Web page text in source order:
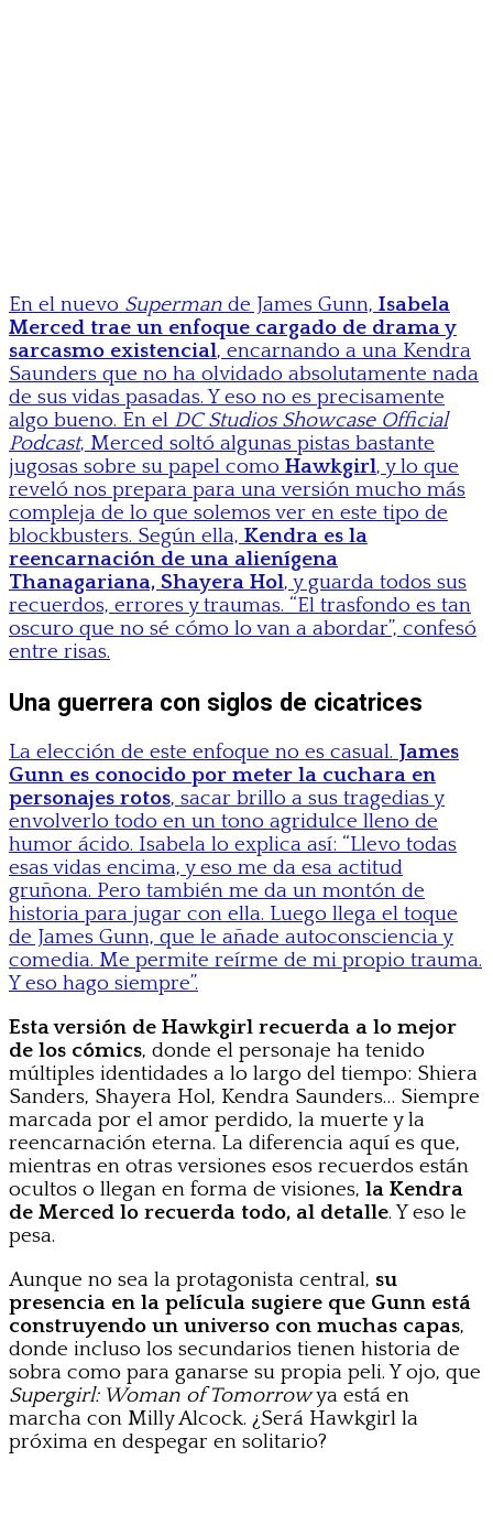
En el nuevo Superman de James Gunn, Isabela
Merced trae un enfoque cargado de drama y
sarcasmo existencial, encarnando a una Kendra
Saunders que no ha olvidado absolutamente nada
de sus vidas pasadas. Y eso no es precisamente
algo bueno. En el DC Studios Showcase Official
Podcast, Merced soltó algunas pistas bastante
jugosas sobre su papel como Hawkgirl, y lo que
reveló nos prepara para una versión mucho más
compleja de lo que solemos ver en este tipo de
blockbusters. Según ella, Kendra es la
reencarnación de una alienígena
Thanagariana, Shayera Hol, y guarda todos sus
recuerdos, errores y traumas. “El trasfondo es tan
oscuro que no sé cómo lo van a abordar”, confesó
entre risas.
Una guerrera con siglos de cicatrices
La elección de este enfoque no es casual. James
Gunn es conocido por meter la cuchara en
personajes rotos, sacar brillo a sus tragedias y
envolverlo todo en un tono agridulce lleno de
humor ácido. Isabela lo explica así: “Llevo todas
esas vidas encima, y eso me da esa actitud
gruñona. Pero también me da un montón de
historia para jugar con ella. Luego llega el toque
de James Gunn, que le añade autoconsciencia y
comedia. Me permite reírme de mi propio trauma.
Y eso hago siempre”.
Esta versión de Hawkgirl recuerda a lo mejor
de los cómics, donde el personaje ha tenido
múltiples identidades a lo largo del tiempo: Shiera
Sanders, Shayera Hol, Kendra Saunders… Siempre
marcada por el amor perdido, la muerte y la
reencarnación eterna. La diferencia aquí es que,
mientras en otras versiones esos recuerdos están
ocultos o llegan en forma de visiones, la Kendra
de Merced lo recuerda todo, al detalle. Y eso le
pesa.
Aunque no sea la protagonista central, su
presencia en la película sugiere que Gunn está
construyendo un universo con muchas capas,
donde incluso los secundarios tienen historia de
sobra como para ganarse su propia peli. Y ojo, que
Supergirl: Woman of Tomorrowya está en
marcha con Milly Alcock. ¿Será Hawkgirl la
próxima en despegar en solitario?